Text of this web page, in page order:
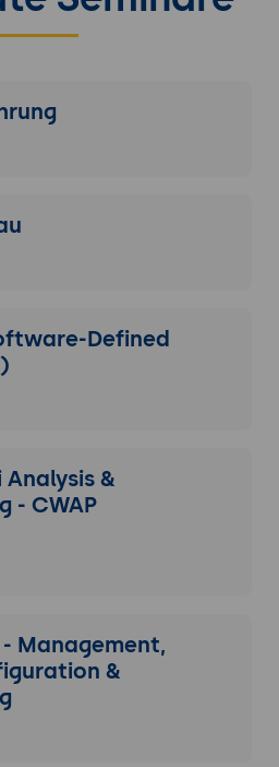
Defined
Analysis &
- CWAP
Management,
&